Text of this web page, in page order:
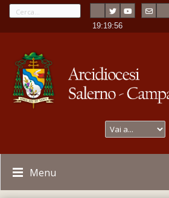
19:19:56
Menu